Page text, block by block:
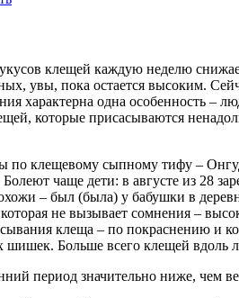
клещей каждую неделю
увы, пока остается высоким.
характерна одна особенность –
которые присасываются
по клещевому сыпному тифу –
Болеют чаще дети: в августе из
– был (была) у бабушки в
не вызывает сомнения –
клеща – по покраснению и
Больше всего клещей вдоль
период значительно ниже, чем